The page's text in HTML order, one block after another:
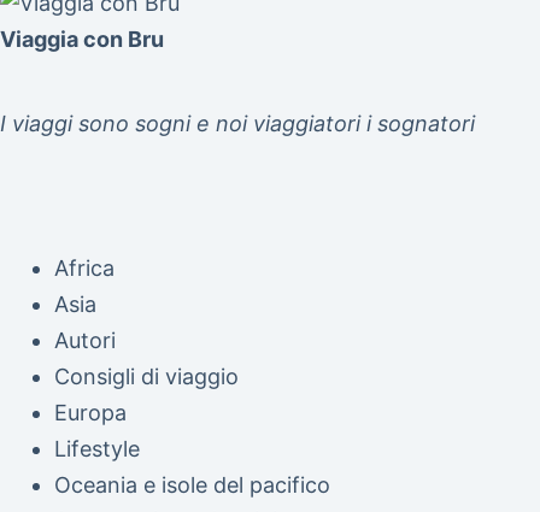
Viaggia con Bru
I viaggi sono sogni e noi viaggiatori i sognatori
Africa
Asia
Autori
Consigli di viaggio
Europa
Lifestyle
Oceania e isole del pacifico